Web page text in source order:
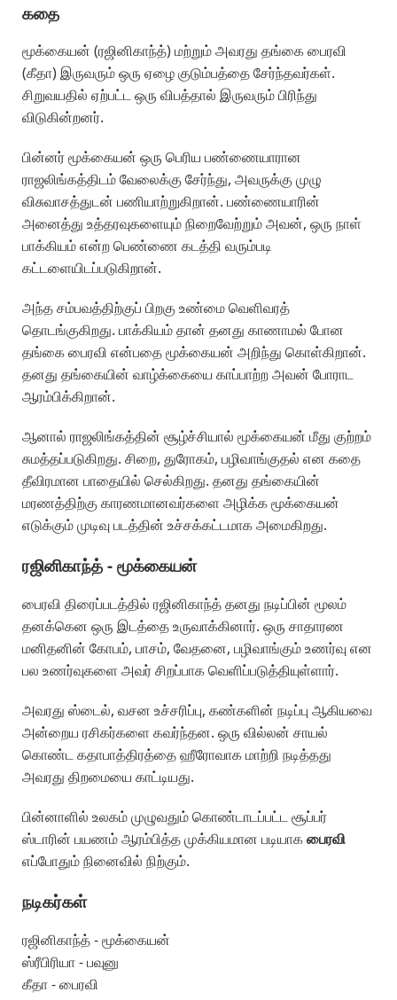
கதை
மூக்கையன் (ரஜினிகாந்த்) மற்றும் அவரது தங்கை பைரவி
(கீதா) இருவரும் ஒரு ஏழை குடும்பத்தை சேர்ந்தவர்கள்.
சிறுவயதில் ஏற்பட்ட ஒரு விபத்தால் இருவரும் பிரிந்து
விடுகின்றனர்.
பின்னர் மூக்கையன் ஒரு பெரிய பண்ணையாரான
ராஜலிங்கத்திடம் வேலைக்கு சேர்ந்து, அவருக்கு முழு
விசுவாசத்துடன் பணியாற்றுகிறான். பண்ணையாரின்
அனைத்து உத்தரவுகளையும் நிறைவேற்றும் அவன், ஒரு நாள்
பாக்கியம் என்ற பெண்ணை கடத்தி வரும்படி
கட்டளையிடப்படுகிறான்.
அந்த சம்பவத்திற்குப் பிறகு உண்மை வெளிவரத்
தொடங்குகிறது. பாக்கியம் தான் தனது காணாமல் போன
தங்கை பைரவி என்பதை மூக்கையன் அறிந்து கொள்கிறான்.
தனது தங்கையின் வாழ்க்கையை காப்பாற்ற அவன் போராட
ஆரம்பிக்கிறான்.
ஆனால் ராஜலிங்கத்தின் சூழ்ச்சியால் மூக்கையன் மீது குற்றம்
சுமத்தப்படுகிறது. சிறை, துரோகம், பழிவாங்குதல் என கதை
தீவிரமான பாதையில் செல்கிறது. தனது தங்கையின்
மரணத்திற்கு காரணமானவர்களை அழிக்க மூக்கையன்
எடுக்கும் முடிவு படத்தின் உச்சக்கட்டமாக அமைகிறது.
ரஜினிகாந்த் - மூக்கையன்
பைரவி திரைப்படத்தில் ரஜினிகாந்த் தனது நடிப்பின் மூலம்
தனக்கென ஒரு இடத்தை உருவாக்கினார். ஒரு சாதாரண
மனிதனின் கோபம், பாசம், வேதனை, பழிவாங்கும் உணர்வு என
பல உணர்வுகளை அவர் சிறப்பாக வெளிப்படுத்தியுள்ளார்.
அவரது ஸ்டைல், வசன உச்சரிப்பு, கண்களின் நடிப்பு ஆகியவை
அன்றைய ரசிகர்களை கவர்ந்தன. ஒரு வில்லன் சாயல்
கொண்ட கதாபாத்திரத்தை ஹீரோவாக மாற்றி நடித்தது
அவரது திறமையை காட்டியது.
பின்னாளில் உலகம் முழுவதும் கொண்டாடப்பட்ட சூப்பர்
ஸ்டாரின் பயணம் ஆரம்பித்த முக்கியமான படியாகபைரவி
எப்போதும் நினைவில் நிற்கும்.
நடிகர்கள்
ரஜினிகாந்த் - மூக்கையன்
ஸ்ரீபிரியா - பவுனு
கீதா - பைரவி